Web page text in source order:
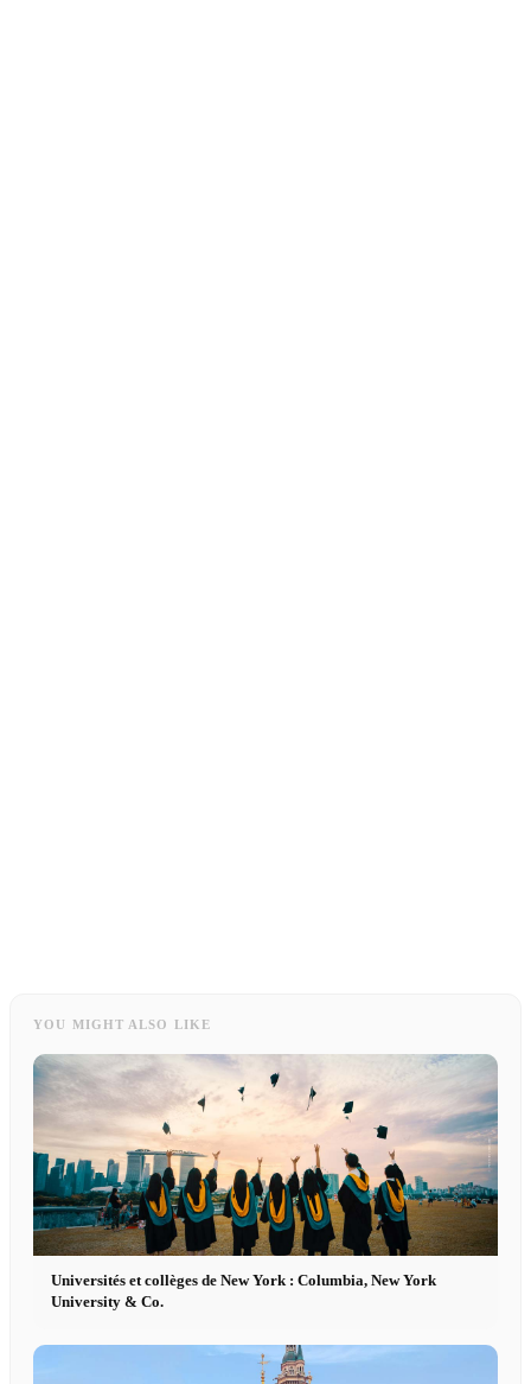
YOU MIGHT ALSO LIKE
Universités et collèges de New York : Columbia, New York
University & Co.